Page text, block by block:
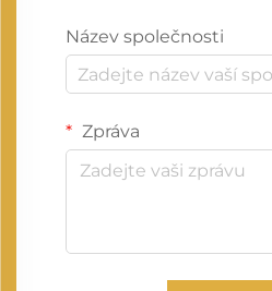
Název společnosti
Zpráva